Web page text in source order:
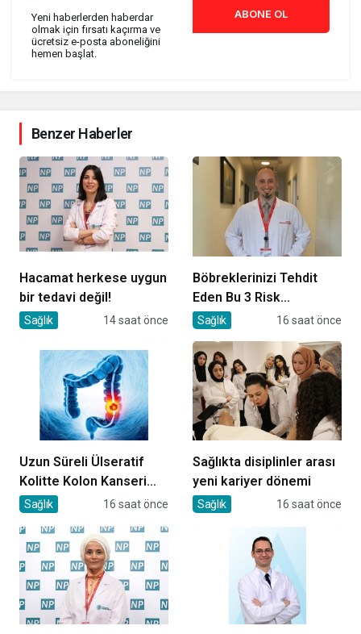
Yeni haberlerden haberdar
olmak için fırsatı kaçırma ve
ücretsiz e-posta aboneliğini
hemen başlat.
ABONE OL
Benzer Haberler
Hacamat herkese uygun
bir tedavi değil!
Sağlık 14 saat önce
Böbreklerinizi Tehdit
Eden Bu 3 Risk
Faktörüne Dikkat!
Sağlık 16 saat önce
Uzun Süreli Ülseratif
Kolitte Kolon Kanseri
Riski Artıyor mu?
Sağlık 16 saat önce
Sağlıkta disiplinler arası
yeni kariyer dönemi
Sağlık 16 saat önce